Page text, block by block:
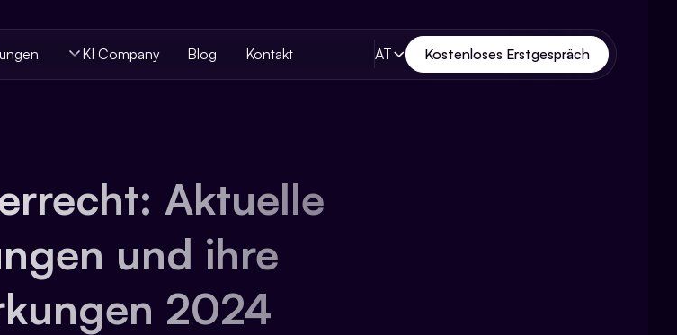
KI Company Blog Kontakt AT Kostenloses Erstgespräch
Aktuelle
und ihre
2024